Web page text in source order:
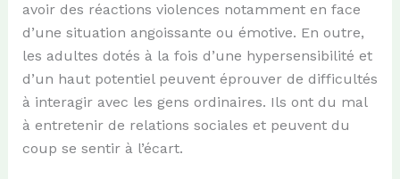
avoir des réactions violences notamment en face
d’une situation angoissante ou émotive. En outre,
les adultes dotés à la fois d’une hypersensibilité et
d’un haut potentiel peuvent éprouver de difficultés
à interagir avec les gens ordinaires. Ils ont du mal
à entretenir de relations sociales et peuvent du
coup se sentir à l’écart.